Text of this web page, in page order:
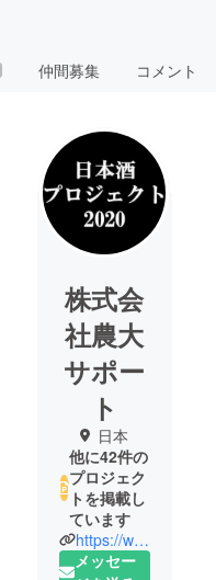
仲間募集 コメント
株式会
社農大
サポー
ト
日本
他に42件の
プロジェク
トを掲載し
ています
https://www.facebook.com/sakagura2020/?modal=admin_todo_tour
メッセー